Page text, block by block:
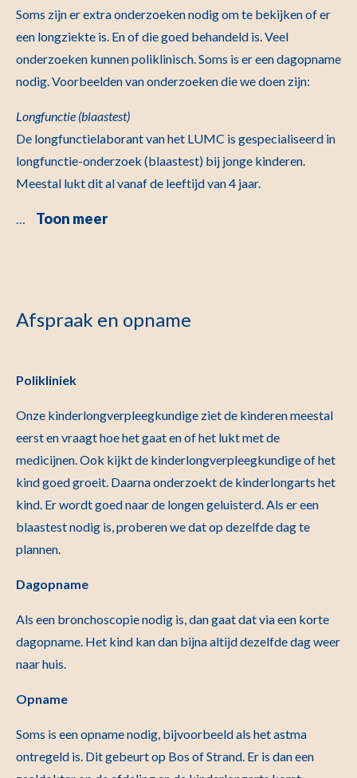
Soms zijn er extra onderzoeken nodig om te bekijken of er
een longziekte is. En of die goed behandeld is. Veel
onderzoeken kunnen poliklinisch. Soms is er een dagopname
nodig. Voorbeelden van onderzoeken die we doen zijn:
Longfunctie (blaastest)
De longfunctielaborant van het LUMC is gespecialiseerd in
longfunctie-onderzoek (blaastest) bij jonge kinderen.
Meestal lukt dit al vanaf de leeftijd van 4 jaar.
Toon meer
Afspraak en opname
Polikliniek
Onze kinderlongverpleegkundige ziet de kinderen meestal
eerst en vraagt hoe het gaat en of het lukt met de
medicijnen. Ook kijkt de kinderlongverpleegkundige of het
kind goed groeit. Daarna onderzoekt de kinderlongarts het
kind. Er wordt goed naar de longen geluisterd. Als er een
blaastest nodig is, proberen we dat op dezelfde dag te
plannen.
Dagopname
Als een bronchoscopie nodig is, dan gaat dat via een korte
dagopname. Het kind kan dan bijna altijd dezelfde dag weer
naar huis.
Opname
Soms is een opname nodig, bijvoorbeeld als het astma
ontregeld is. Dit gebeurt op Bos of Strand. Er is dan een